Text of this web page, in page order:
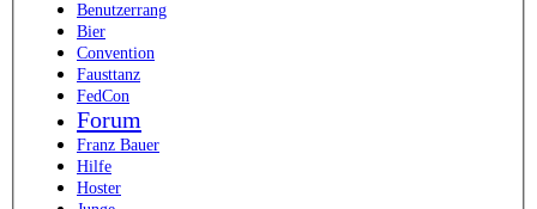
Benutzerrang
Bier
Convention
Fausttanz
FedCon
Forum
Franz Bauer
Hilfe
Hoster